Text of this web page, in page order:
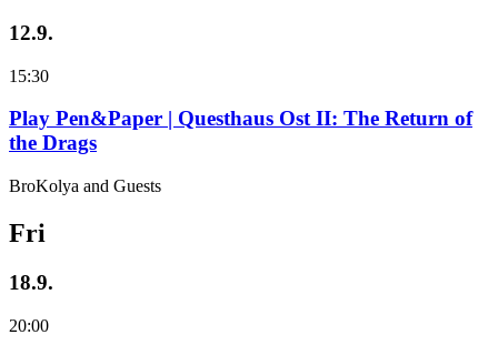
12.9.
15:30
Play Pen&Paper | Questhaus Ost II: The Return of
the Drags
BroKolya and Guests
Fri
18.9.
20:00